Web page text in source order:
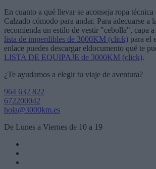
En cuanto a qué llevar se aconseja ropa
Calzado cómodo para andar. Para adecuarse a
recomienda un estilo de vestir "cebolla", capa a
lista de imperdibles de 3000KM (click) para el
enlace puedes descargar eldocumento qué te
LISTA DE EQUIPAJE de 3000KM (click).
¿Te ayudamos a elegir tu viaje de aventura?
964 632 822
672200042
hola@3000km.es
De Lunes a Viernes de 10 a 19